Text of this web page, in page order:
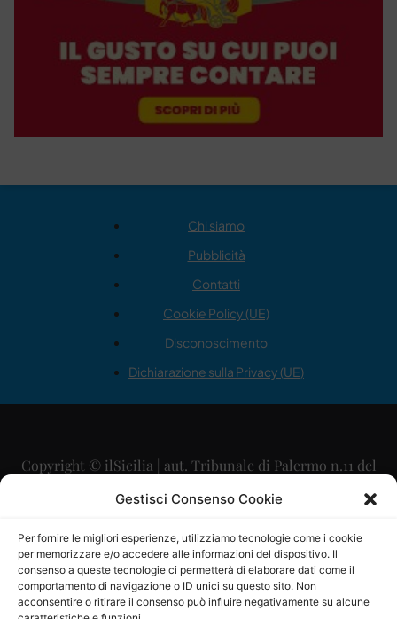
Gestisci Consenso Cookie
Per fornire le migliori esperienze, utilizziamo tecnologie come i cookie
per memorizzare e/o accedere alle informazioni del dispositivo. Il
consenso a queste tecnologie ci permetterà di elaborare dati come il
comportamento di navigazione o ID unici su questo sito. Non
acconsentire o ritirare il consenso può influire negativamente su alcune
Chi siamo
Pubblicità
Contatti
Cookie Policy (UE)
Disconoscimento
Dichiarazione sulla Privacy (UE)
Copyright © ilSicilia | aut. Tribunale di Palermo n.11 del
29/09/2015
Direttore Editoriale: Maurizio Scaglione
Direttore Responsabile: Maria Calabrese